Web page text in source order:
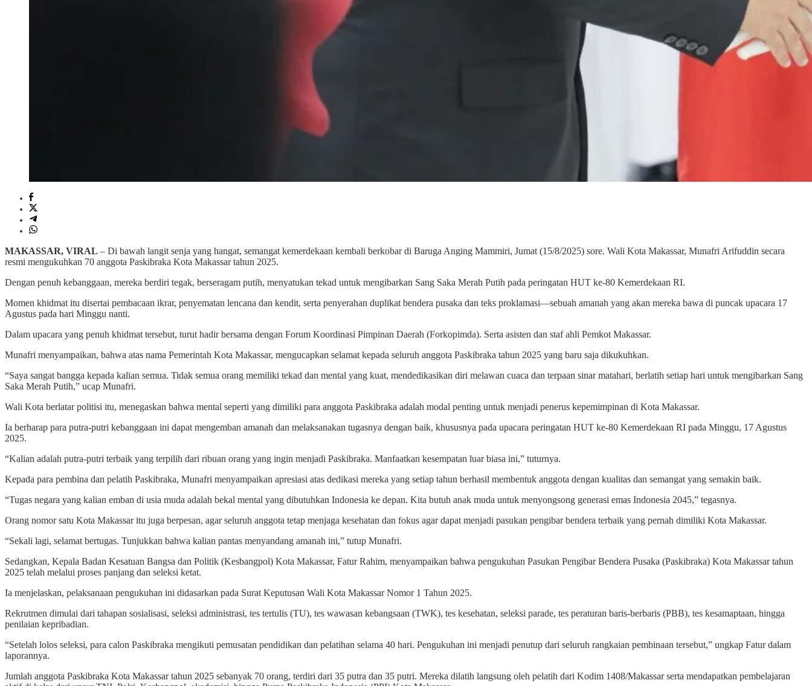
MAKASSAR, VIRAL – Di bawah langit senja yang hangat, semangat kemerdekaan kembali berkobar di Baruga Anging Mammiri, Jumat (15/8/2025) sore. Wali Kota Makassar, Munafri Arifuddin secara
resmi mengukuhkan 70 anggota Paskibraka Kota Makassar tahun 2025.
Dengan penuh kebanggaan, mereka berdiri tegak, berseragam putih, menyatukan tekad untuk mengibarkan Sang Saka Merah Putih pada peringatan HUT ke-80 Kemerdekaan RI.
Momen khidmat itu disertai pembacaan ikrar, penyematan lencana dan kendit, serta penyerahan duplikat bendera pusaka dan teks proklamasi—sebuah amanah yang akan mereka bawa di puncak upacara 17
Agustus pada hari Minggu nanti.
Dalam upacara yang penuh khidmat tersebut, turut hadir bersama dengan Forum Koordinasi Pimpinan Daerah (Forkopimda). Serta asisten dan staf ahli Pemkot Makassar.
Munafri menyampaikan, bahwa atas nama Pemerintah Kota Makassar, mengucapkan selamat kepada seluruh anggota Paskibraka tahun 2025 yang baru saja dikukuhkan.
“Saya sangat bangga kepada kalian semua. Tidak semua orang memiliki tekad dan mental yang kuat, mendedikasikan diri melawan cuaca dan terpaan sinar matahari, berlatih setiap hari untuk mengibarkan Sang
Saka Merah Putih,” ucap Munafri.
Wali Kota berlatar politisi itu, menegaskan bahwa mental seperti yang dimiliki para anggota Paskibraka adalah modal penting untuk menjadi penerus kepemimpinan di Kota Makassar.
Ia berharap para putra-putri kebanggaan ini dapat mengemban amanah dan melaksanakan tugasnya dengan baik, khususnya pada upacara peringatan HUT ke-80 Kemerdekaan RI pada Minggu, 17 Agustus
2025.
“Kalian adalah putra-putri terbaik yang terpilih dari ribuan orang yang ingin menjadi Paskibraka. Manfaatkan kesempatan luar biasa ini,” tuturnya.
Kepada para pembina dan pelatih Paskibraka, Munafri menyampaikan apresiasi atas dedikasi mereka yang setiap tahun berhasil membentuk anggota dengan kualitas dan semangat yang semakin baik.
“Tugas negara yang kalian emban di usia muda adalah bekal mental yang dibutuhkan Indonesia ke depan. Kita butuh anak muda untuk menyongsong generasi emas Indonesia 2045,” tegasnya.
Orang nomor satu Kota Makassar itu juga berpesan, agar seluruh anggota tetap menjaga kesehatan dan fokus agar dapat menjadi pasukan pengibar bendera terbaik yang pernah dimiliki Kota Makassar.
“Sekali lagi, selamat bertugas. Tunjukkan bahwa kalian pantas menyandang amanah ini,” tutup Munafri.
Sedangkan, Kepala Badan Kesatuan Bangsa dan Politik (Kesbangpol) Kota Makassar, Fatur Rahim, menyampaikan bahwa pengukuhan Pasukan Pengibar Bendera Pusaka (Paskibraka) Kota Makassar tahun
2025 telah melalui proses panjang dan seleksi ketat.
Ia menjelaskan, pelaksanaan pengukuhan ini didasarkan pada Surat Keputusan Wali Kota Makassar Nomor 1 Tahun 2025.
Rekrutmen dimulai dari tahapan sosialisasi, seleksi administrasi, tes tertulis (TU), tes wawasan kebangsaan (TWK), tes kesehatan, seleksi parade, tes peraturan baris-berbaris (PBB), tes kesamaptaan, hingga
penilaian kepribadian.
“Setelah lolos seleksi, para calon Paskibraka mengikuti pemusatan pendidikan dan pelatihan selama 40 hari. Pengukuhan ini menjadi penutup dari seluruh rangkaian pembinaan tersebut,” ungkap Fatur dalam
laporannya.
Jumlah anggota Paskibraka Kota Makassar tahun 2025 sebanyak 70 orang, terdiri dari 35 putra dan 35 putri. Mereka dilatih langsung oleh pelatih dari Kodim 1408/Makassar serta mendapatkan pembelajaran